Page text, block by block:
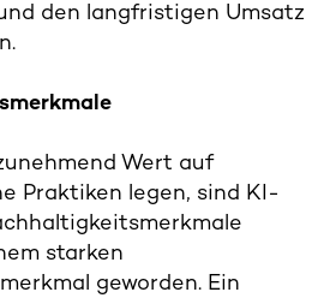
den langfristigen Umsatz
Wert auf
Praktiken legen, sind KI-
starken
geworden. Ein